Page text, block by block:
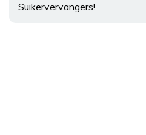
Suikervervangers!